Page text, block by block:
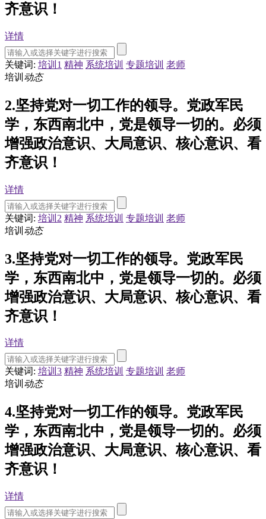
齐意识！
详情
关键词: 培训1 精神 系统培训 专题培训 老师
培训 动态
2.坚持党对一切工作的领导。党政军民
学，东西南北中，党是领导一切的。必须
增强政治意识、大局意识、核心意识、看
齐意识！
详情
关键词: 培训2 精神 系统培训 专题培训 老师
培训 动态
3.坚持党对一切工作的领导。党政军民
学，东西南北中，党是领导一切的。必须
增强政治意识、大局意识、核心意识、看
齐意识！
详情
关键词: 培训3 精神 系统培训 专题培训 老师
培训 动态
4.坚持党对一切工作的领导。党政军民
学，东西南北中，党是领导一切的。必须
增强政治意识、大局意识、核心意识、看
齐意识！
详情